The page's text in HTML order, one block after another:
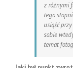
z różnymi
tego
usiąść
sobie
temat